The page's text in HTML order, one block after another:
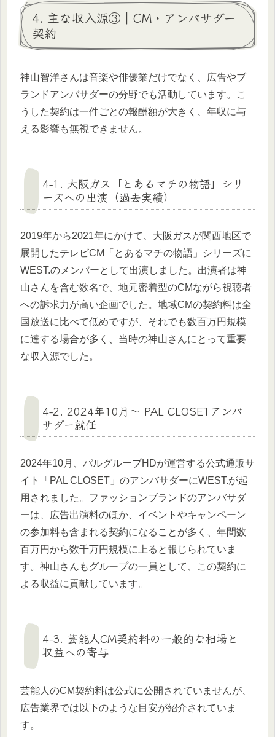
4. 主な収入源③｜CM・アンバサダー
契約
神山智洋さんは音楽や俳優業だけでなく、広告やブ
ランドアンバサダーの分野でも活動しています。こ
うした契約は一件ごとの報酬額が大きく、年収に与
える影響も無視できません。
4-1. 大阪ガス「とあるマチの物語」シリ
ーズへの出演（過去実績）
2019年から2021年にかけて、大阪ガスが関西地区で
展開したテレビCM「とあるマチの物語」シリーズに
WEST.のメンバーとして出演しました。出演者は神
山さんを含む数名で、地元密着型のCMながら視聴者
への訴求力が高い企画でした。地域CMの契約料は全
国放送に比べて低めですが、それでも数百万円規模
に達する場合が多く、当時の神山さんにとって重要
な収入源でした。
4-2. 2024年10月〜 PAL CLOSETアンバ
サダー就任
2024年10月、パルグループHDが運営する公式通販サ
イト「PAL CLOSET」のアンバサダーにWEST.が起
用されました。ファッションブランドのアンバサダ
ーは、広告出演料のほか、イベントやキャンペーン
の参加料も含まれる契約になることが多く、年間数
百万円から数千万円規模に上ると報じられていま
す。神山さんもグループの一員として、この契約に
よる収益に貢献しています。
4-3. 芸能人CM契約料の一般的な相場と
収益への寄与
芸能人のCM契約料は公式に公開されていませんが、
広告業界では以下のような目安が紹介されていま
す。